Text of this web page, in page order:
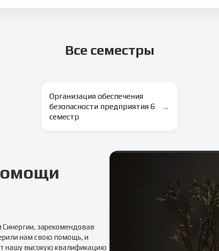
Все семестры
Организация обеспечения
безопасности предприятия 6
семестр
→
Синергии, зарекомендовав
нам свою помощь, и
нашу высокую квалификацию